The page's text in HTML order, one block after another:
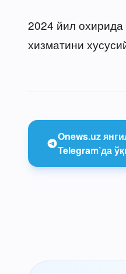
2024 йил
хизматини
Onews.uz
Telegram’да